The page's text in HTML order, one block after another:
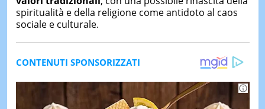
spiritualità e della religione come antidoto al caos
sociale e culturale.